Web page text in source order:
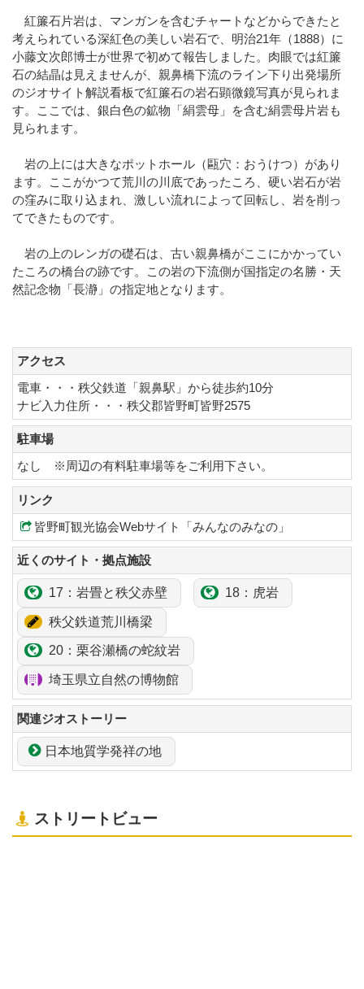
紅簾石片岩は、マンガンを含むチャートなどからできたと
考えられている深紅色の美しい岩石で、明治21年（1888）に
小藤文次郎博士が世界で初めて報告しました。肉眼では紅簾
石の結晶は見えませんが、親鼻橋下流のライン下り出発場所
のジオサイト解説看板で紅簾石の岩石顕微鏡写真が見られま
す。ここでは、銀白色の鉱物「絹雲母」を含む絹雲母片岩も
見られます。
岩の上には大きなポットホール（甌穴：おうけつ）があり
ます。ここがかつて荒川の川底であったころ、硬い岩石が岩
の窪みに取り込まれ、激しい流れによって回転し、岩を削っ
てできたものです。
岩の上のレンガの礎石は、古い親鼻橋がここにかかってい
たころの橋台の跡です。この岩の下流側が国指定の名勝・天
然記念物「長瀞」の指定地となります。
アクセス
電車・・・秩父鉄道「親鼻駅」から徒歩約10分
ナビ入力住所・・・秩父郡皆野町皆野2575
駐車場
なし ※周辺の有料駐車場等をご利用下さい。
リンク
皆野町観光協会Webサイト「みんなのみなの」
近くのサイト・拠点施設
17： 岩畳と秩父赤壁 18： 虎岩
秩父鉄道荒川橋梁
20： 栗谷瀬橋の蛇紋岩
埼玉県立自然の博物館
関連ジオストーリー
日本地質学発祥の地
ストリートビュー